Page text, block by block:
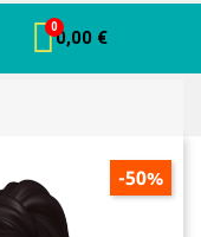
0,00 €
-50%